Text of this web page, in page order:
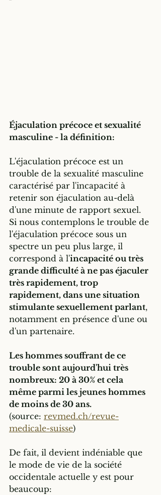
Éjaculation précoce et sexualité
masculine - la définition:
L'éjaculation précoce est un
trouble de la sexualité masculine
caractérisé par l'incapacité à
retenir son éjaculation au-delà
d'une minute de rapport sexuel.
Si nous contemplons le trouble de
l'éjaculation précoce sous un
spectre un peu plus large, il
correspond à l'incapacité ou très
grande difficulté à ne pas éjaculer
très rapidement, trop
rapidement, dans une situation
stimulante sexuellement parlant,
notamment en présence d'une ou
d'un partenaire.
Les hommes souffrant de ce
trouble sont aujourd'hui très
nombreux: 20 à 30% et cela
même parmi les jeunes hommes
de moins de 30 ans.
(source: revmed.ch/revue-
medicale-suisse)
De fait, il devient indéniable que
le mode de vie de la société
occidentale actuelle y est pour
beaucoup: